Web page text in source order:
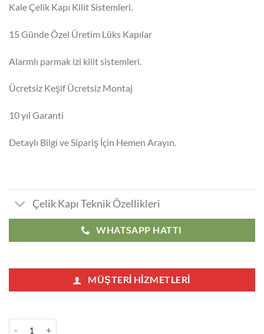
Kale Çelik Kapı Kilit Sistemleri.
15 Günde Özel Üretim Lüks Kapılar
Alarmlı parmak izi kilit sistemleri.
Ücretsiz Keşif Ücretsiz Montaj
10 yıl Garanti
Detaylı Bilgi ve Sipariş İçin Hemen Arayın.
Çelik Kapı Teknik Özellikleri
WHATSAPP HATTI
MÜŞTERI HIZMETLERI